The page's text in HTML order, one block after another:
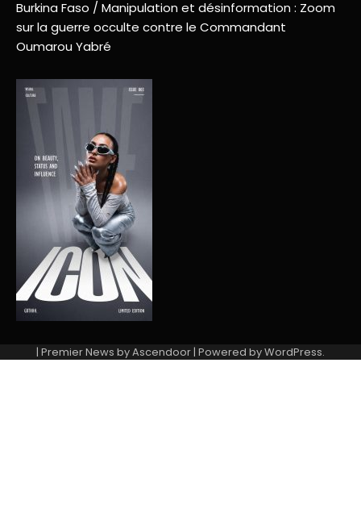
Burkina Faso / Manipulation et désinformation : Zoom
sur la guerre occulte contre le Commandant
Oumarou Yabré
| Premier News byAscendoor| Powered byWordPress.